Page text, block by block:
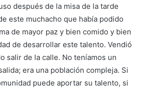
después de la misa de la tarde
este muchacho que había podido
de mayor paz y bien comido y bien
de desarrollar este talento. Vendió
salir de la calle. No teníamos un
era una población compleja. Si
puede aportar su talento, si